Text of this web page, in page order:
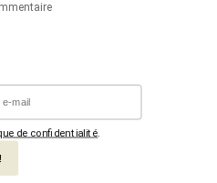
de confidentialité